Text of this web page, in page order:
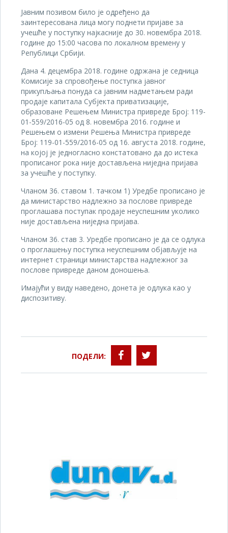
Јавним позивом било је одређено да
заинтересована лица могу поднети пријаве за
учешће у поступку најкасније до 30. новембра 2018.
године до 15:00 часова по локалном времену у
Републици Србији.
Дана 4. децембра 2018. године одржана је седница
Комисије за спровођење поступка јавног
прикупљања понуда са јавним надметањем ради
продаје капитала Субјекта приватизације,
образоване Решењем Министра привреде Број: 119-
01-559/2016-05 од 8. новембра 2016. године и
Решењем о измени Решења Министра привреде
Број: 119-01-559/2016-05 од 16. августа 2018. године,
на којој је једногласно констатовано да до истека
прописаног рока није достављена ниједна пријава
за учешће у поступку.
Чланом 36. ставом 1. тачком 1) Уредбе прописано је
да министарство надлежно за послове привреде
проглашава поступак продаје неуспешним уколико
није достављена ниједна пријава.
Чланом 36. став 3. Уредбе прописано је да се одлука
о проглашењу поступка неуспешним објављује на
интернет страници министарства надлежног за
послове привреде даном доношења.
Имајући у виду наведено, донета је одлука као у
диспозитиву.
ПОДЕЛИ: